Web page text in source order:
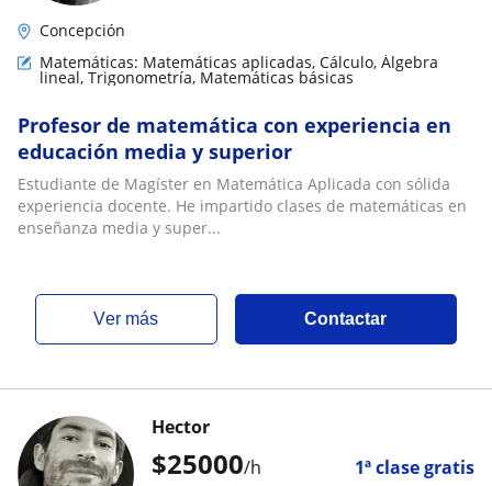
Concepción
Matemáticas: Matemáticas aplicadas, Cálculo, Álgebra
lineal, Trigonometría, Matemáticas básicas
Profesor de matemática con experiencia en
educación media y superior
Estudiante de Magíster en Matemática Aplicada con sólida
experiencia docente. He impartido clases de matemáticas en
enseñanza media y super...
ver más Contactar
$25000/h 1ª clase gratis
Hector